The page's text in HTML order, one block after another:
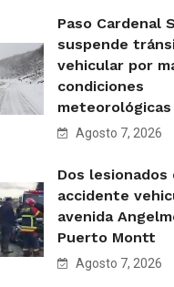
Paso Cardenal
suspende
vehicular por
condiciones
meteorológicas
Agosto 7, 2026
Dos lesionados
accidente
avenida
Puerto Montt
Agosto 7, 2026